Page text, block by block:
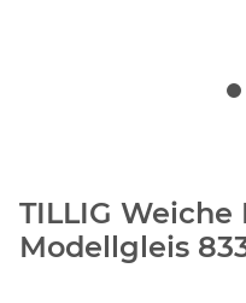
TILLIG Weiche
Modellgleis